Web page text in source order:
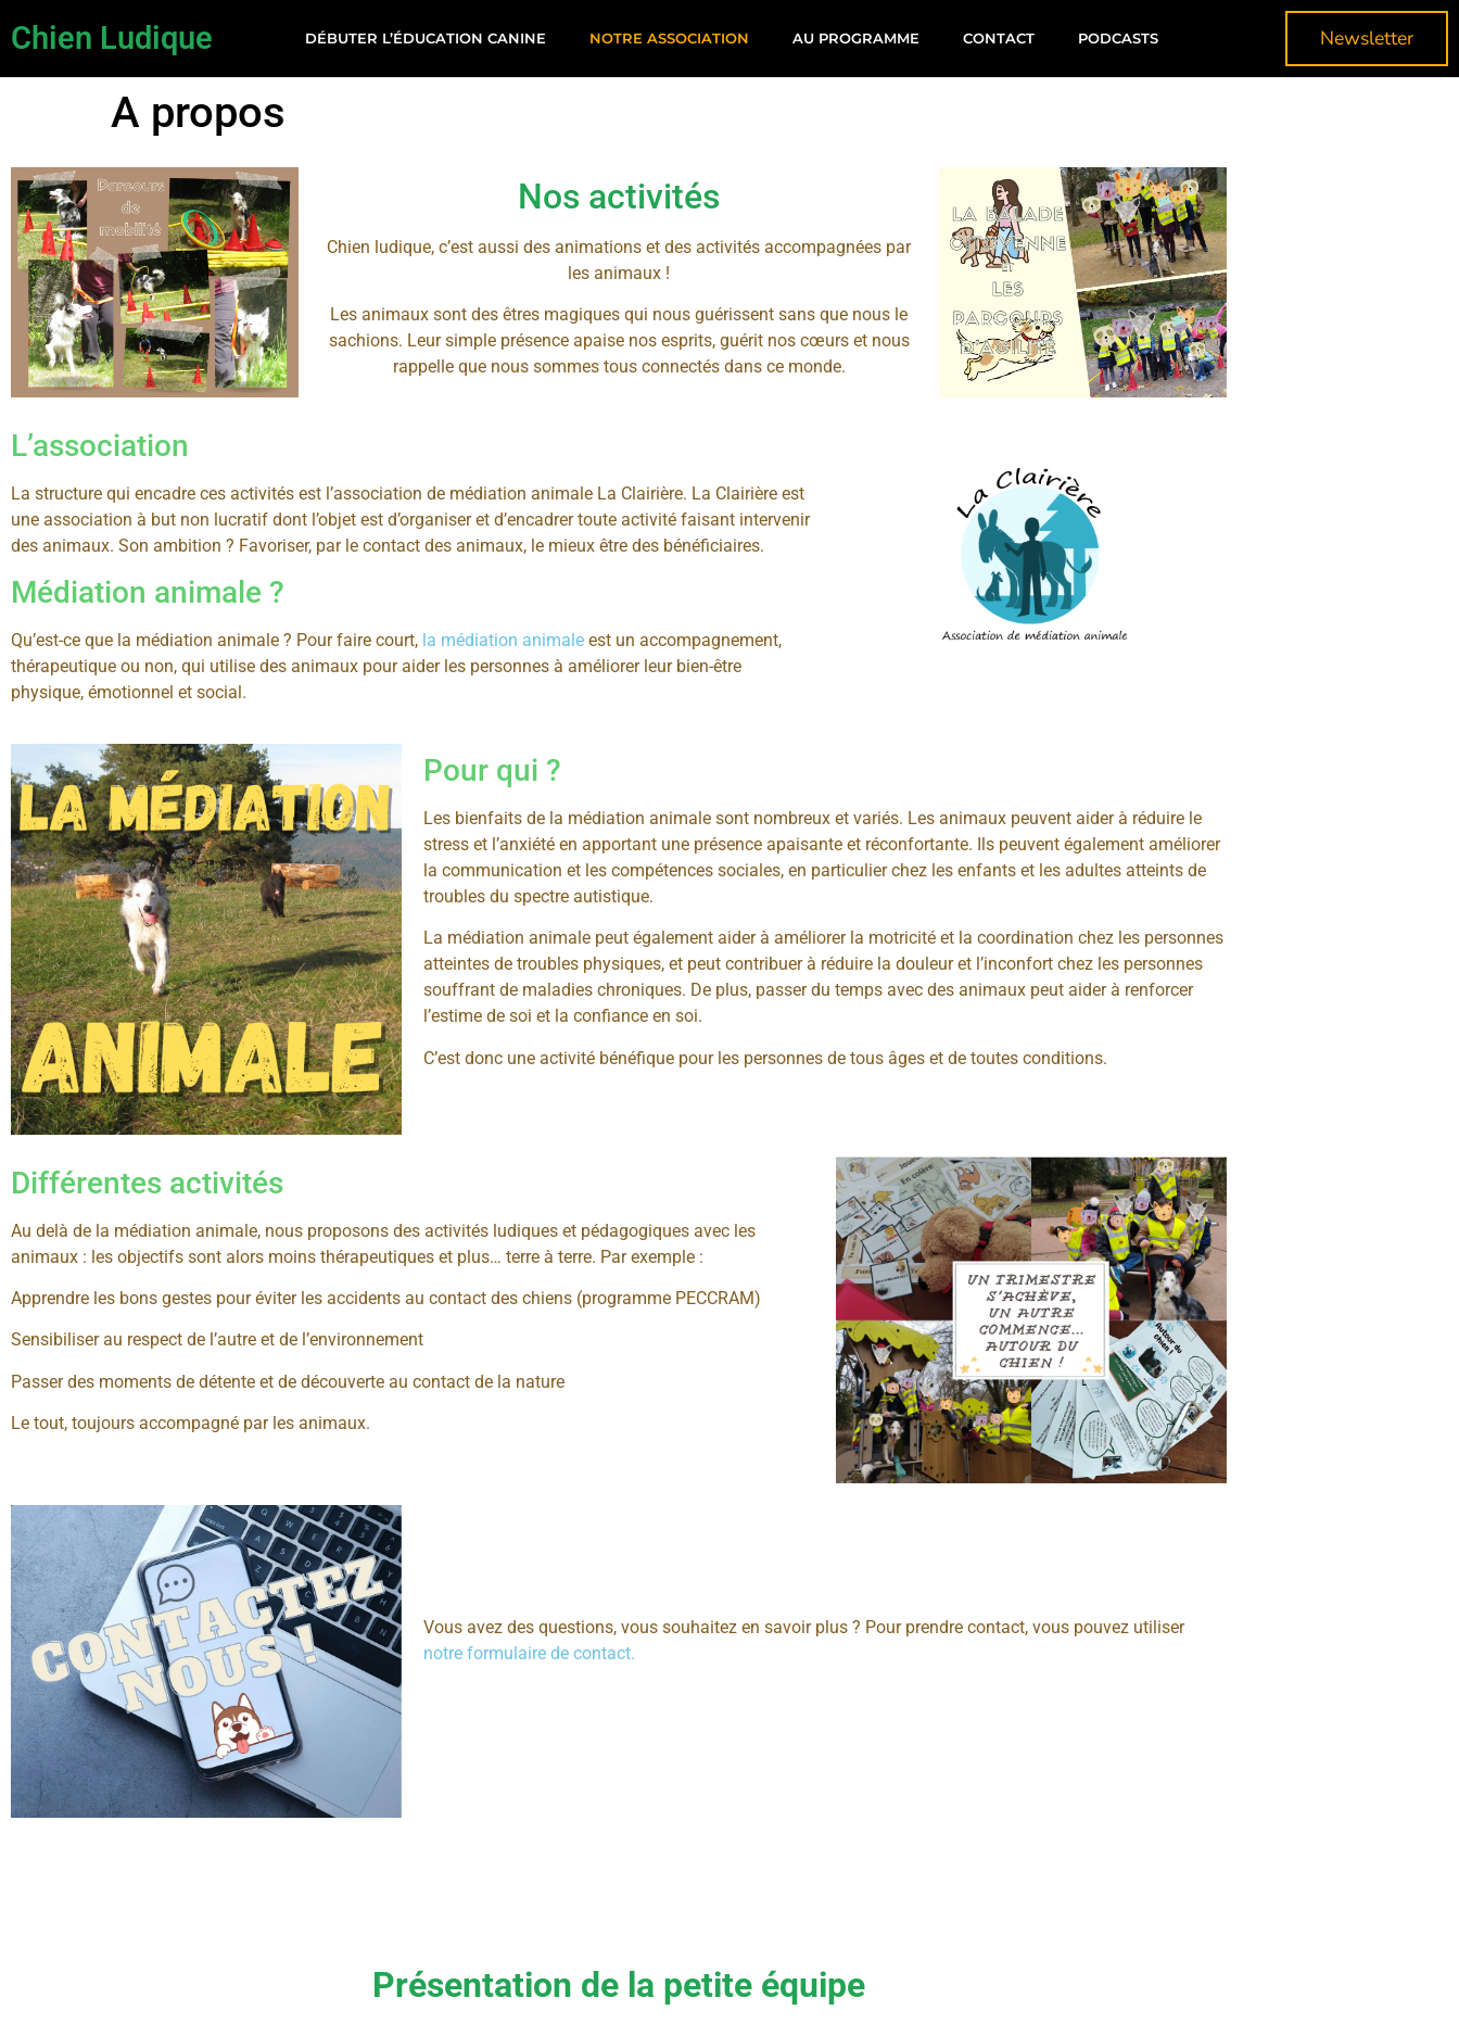
Chien Ludique DÉBUTER L’ÉDUCATION CANINE NOTRE ASSOCIATION AU PROGRAMME CONTACT PODCASTS Newsletter
A propos
Nos activités
Chien ludique, c’est aussi des animations et des activités accompagnées par
les animaux !
Les animaux sont des êtres magiques qui nous guérissent sans que nous le
sachions. Leur simple présence apaise nos esprits, guérit nos cœurs et nous
rappelle que nous sommes tous connectés dans ce monde.
L’association
La structure qui encadre ces activités est l’association de médiation animale La Clairière. La Clairière est
une association à but non lucratif dont l’objet est d’organiser et d’encadrer toute activité faisant intervenir
des animaux. Son ambition ? Favoriser, par le contact des animaux, le mieux être des bénéficiaires.
Médiation animale ?
Qu’est-ce que la médiation animale ? Pour faire court, la médiation animale est un accompagnement,
thérapeutique ou non, qui utilise des animaux pour aider les personnes à améliorer leur bien-être
physique, émotionnel et social.
Pour qui ?
Les bienfaits de la médiation animale sont nombreux et variés. Les animaux peuvent aider à réduire le
stress et l’anxiété en apportant une présence apaisante et réconfortante. Ils peuvent également améliorer
la communication et les compétences sociales, en particulier chez les enfants et les adultes atteints de
troubles du spectre autistique.
La médiation animale peut également aider à améliorer la motricité et la coordination chez les personnes
atteintes de troubles physiques, et peut contribuer à réduire la douleur et l’inconfort chez les personnes
souffrant de maladies chroniques. De plus, passer du temps avec des animaux peut aider à renforcer
l’estime de soi et la confiance en soi.
C’est donc une activité bénéfique pour les personnes de tous âges et de toutes conditions.
Différentes activités
Au delà de la médiation animale, nous proposons des activités ludiques et pédagogiques avec les
animaux : les objectifs sont alors moins thérapeutiques et plus… terre à terre. Par exemple :
Apprendre les bons gestes pour éviter les accidents au contact des chiens (programme PECCRAM)
Sensibiliser au respect de l’autre et de l’environnement
Passer des moments de détente et de découverte au contact de la nature
Le tout, toujours accompagné par les animaux.
Vous avez des questions, vous souhaitez en savoir plus ? Pour prendre contact, vous pouvez utiliser
notre formulaire de contact.
Présentation de la petite équipe